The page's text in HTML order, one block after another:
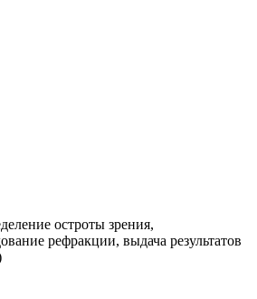
остроты зрения,
рефракции, выдача результатов